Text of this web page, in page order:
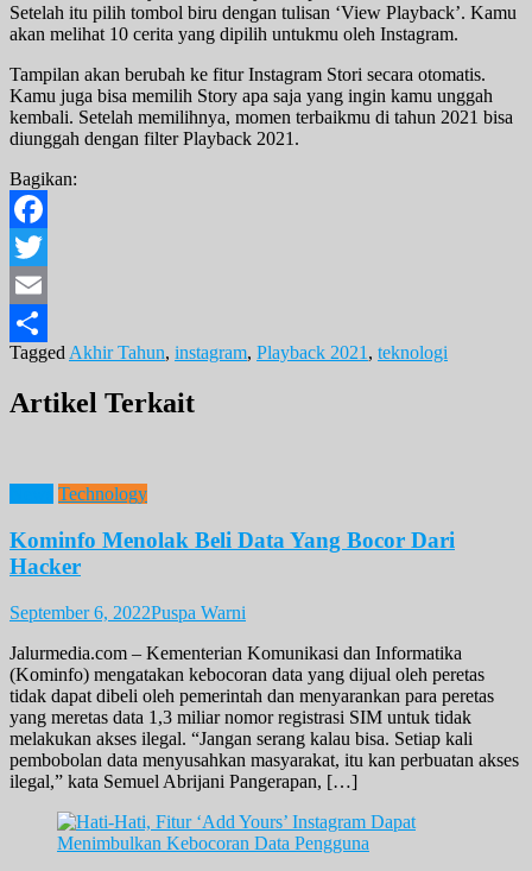
Setelah itu pilih tombol biru dengan tulisan ‘View Playback’. Kamu
akan melihat 10 cerita yang dipilih untukmu oleh Instagram.
Tampilan akan berubah ke fitur Instagram Stori secara otomatis.
Kamu juga bisa memilih Story apa saja yang ingin kamu unggah
kembali. Setelah memilihnya, momen terbaikmu di tahun 2021 bisa
diunggah dengan filter Playback 2021.
Bagikan:
Facebook
Twitter
Email
Share
TaggedAkhir Tahun, instagram, Playback 2021, teknologi
Artikel Terkait
Technology
Kominfo Menolak Beli Data Yang Bocor Dari
Hacker
September 6, 2022Puspa Warni
Jalurmedia.com – Kementerian Komunikasi dan Informatika
(Kominfo) mengatakan kebocoran data yang dijual oleh peretas
tidak dapat dibeli oleh pemerintah dan menyarankan para peretas
yang meretas data 1,3 miliar nomor registrasi SIM untuk tidak
melakukan akses ilegal. “Jangan serang kalau bisa. Setiap kali
pembobolan data menyusahkan masyarakat, itu kan perbuatan akses
ilegal,” kata Semuel Abrijani Pangerapan, […]